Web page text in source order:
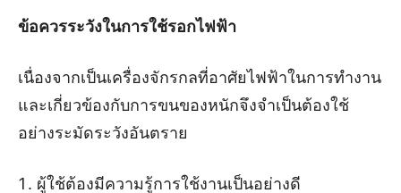
ข้อควรระวังในการใช้รอกไฟฟ้า
เนื่องจากเป็นเครื่องจักรกลที่อาศัยไฟฟ้าในการทำงาน
และเกี่ยวข้องกับการขนของหนักจึงจำเป็นต้องใช้
อย่างระมัดระวังอันตราย
ผู้ใช้ต้องมีความรู้การใช้งานเป็นอย่างดี